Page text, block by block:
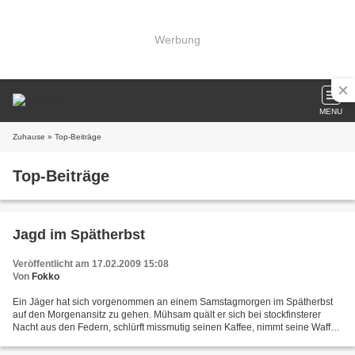
Werbung
MENU
Zuhause » Top-Beiträge
Top-Beiträge
Jagd im Spätherbst
Veröffentlicht am 17.02.2009 15:08
Von Fokko
Ein Jäger hat sich vorgenommen an einem Samstagmorgen im Spätherbst
auf den Morgenansitz zu gehen. Mühsam quält er sich bei stockfinsterer
Nacht aus den Federn, schlürft missmutig seinen Kaffee, nimmt seine Waffe